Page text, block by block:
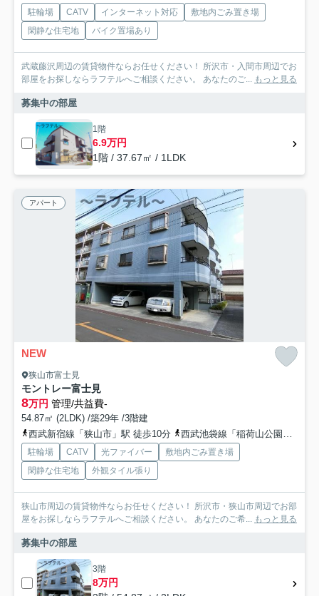
駐輪場 CATV インターネット対応
敷地内ごみ置き場
閑静な住宅地
バイク置場あり
武蔵藤沢周辺の賃貸物件ならお任せください！ 所沢市・入間市周辺でお
部屋をお探しならラフテルへご相談ください。 あなたのご...
もっと見る
募集中の部屋
1階
6.9万円
1階 / 37.67㎡ / 1LDK
アパート
NEW
狭山市富士見
モントレー富士見
8万円 管理/共益費-
54.87㎡ (2LDK) /築29年 /3階建
西武新宿線「狭山市」駅 徒歩10分
西武池袋線「稲荷山公園」駅 徒歩35分
駐輪場 CATV 光ファイバー
敷地内ごみ置き場
閑静な住宅地
外観タイル張り
狭山市周辺の賃貸物件ならお任せください！ 所沢市・狭山市周辺でお部
屋をお探しならラフテルへご相談ください。 あなたのご希...
もっと見る
募集中の部屋
3階
8万円